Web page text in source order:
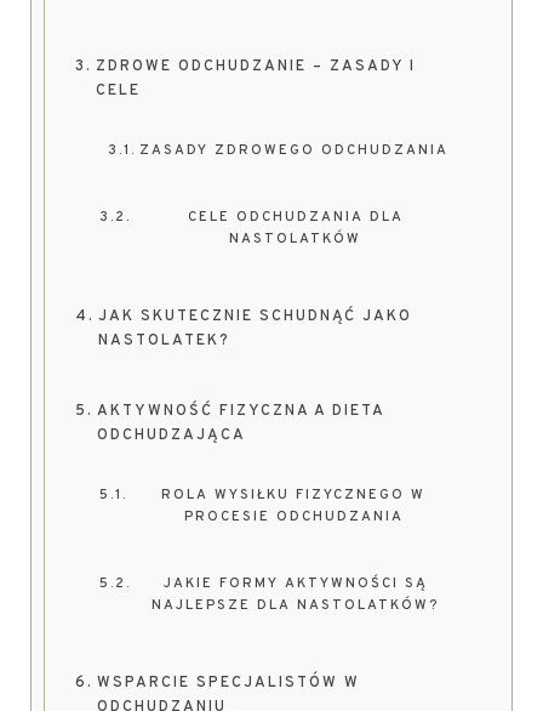
ZDROWE ODCHUDZANIE – ZASADY I
CELE
ZASADY ZDROWEGO ODCHUDZANIA
CELE ODCHUDZANIA DLA
NASTOLATKÓW
JAK SKUTECZNIE SCHUDNĄĆ JAKO
NASTOLATEK?
AKTYWNOŚĆ FIZYCZNA A DIETA
ODCHUDZAJĄCA
ROLA WYSIŁKU FIZYCZNEGO W
PROCESIE ODCHUDZANIA
JAKIE FORMY AKTYWNOŚCI SĄ
NAJLEPSZE DLA NASTOLATKÓW?
WSPARCIE SPECJALISTÓW W